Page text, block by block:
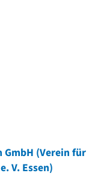
GmbH (Verein für
V. Essen)